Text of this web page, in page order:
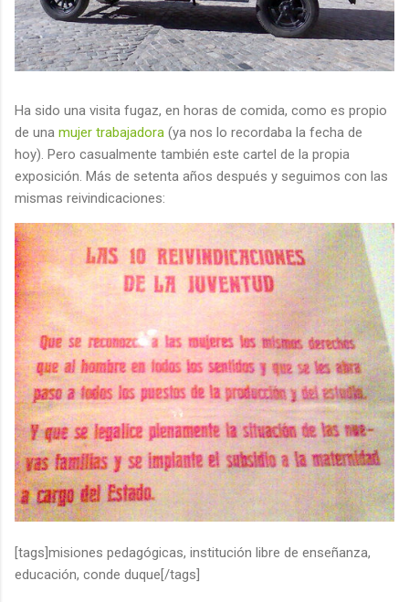
Ha sido una visita fugaz, en horas de comida, como es propio
de una mujer trabajadora (ya nos lo recordaba la fecha de
hoy). Pero casualmente también este cartel de la propia
exposición. Más de setenta años después y seguimos con las
mismas reivindicaciones:
[tags]misiones pedagógicas, institución libre de enseñanza,
educación, conde duque[/tags]